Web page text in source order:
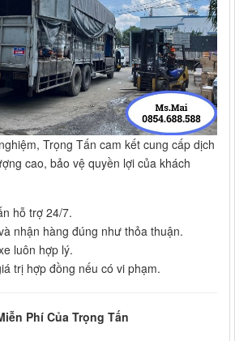
Trọng Tấn cam kết cung cấp dịch
cao, bảo vệ quyền lợi của khách
hỗ trợ 24/7.
nhận hàng đúng như thỏa thuận.
luôn hợp lý.
trị hợp đồng nếu có vi phạm.
Phí Của Trọng Tấn